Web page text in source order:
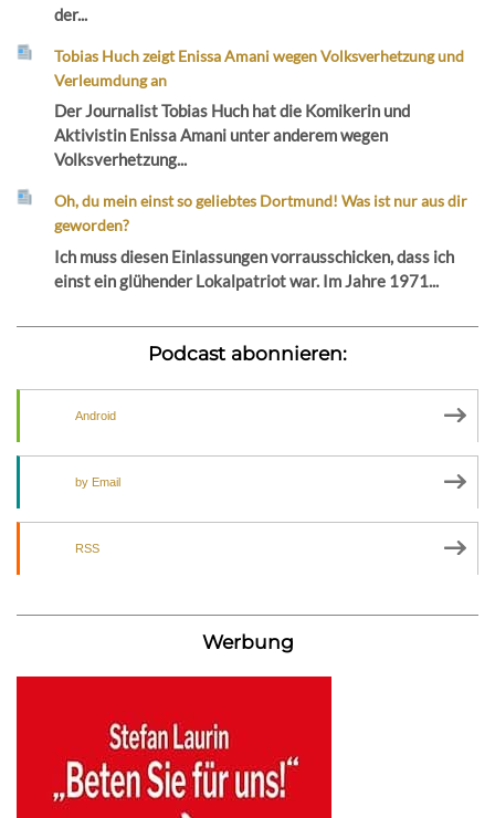
der...
Tobias Huch zeigt Enissa Amani wegen Volksverhetzung und
Verleumdung an
Der Journalist Tobias Huch hat die Komikerin und
Aktivistin Enissa Amani unter anderem wegen
Volksverhetzung...
Oh, du mein einst so geliebtes Dortmund! Was ist nur aus dir
geworden?
Ich muss diesen Einlassungen vorrausschicken, dass ich
einst ein glühender Lokalpatriot war. Im Jahre 1971...
Podcast abonnieren:
Android
by Email
RSS
Werbung